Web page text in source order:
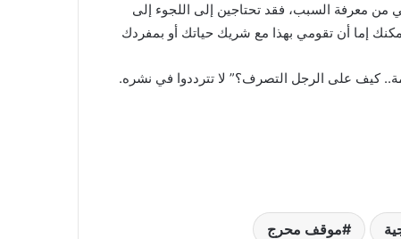
من معرفة السبب، فقد تحتاجين إلى اللجوء إلى
إما أن تقومي بهذا مع شريك حياتك أو بمفردك
كيف على الرجل التصرف؟” لا تترددوا في نشره.
موقف محرج